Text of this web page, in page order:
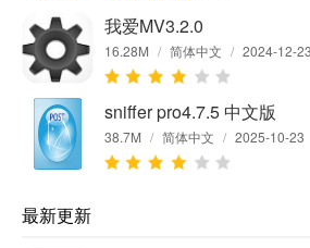
我爱MV3.2.0
16.28M / 简体中文 / 2024-12-23
sniffer pro4.7.5 中文版
38.7M / 简体中文 / 2025-10-23
最新更新